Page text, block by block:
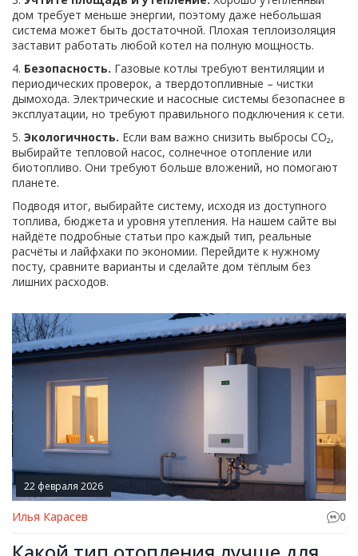
дом требует меньше энергии, поэтому даже небольшая
система может быть достаточной. Плохая теплоизоляция
заставит работать любой котел на полную мощность.
4. Безопасность. Газовые котлы требуют вентиляции и
периодических проверок, а твердотопливные – чистки
дымохода. Электрические и насосные системы безопаснее в
эксплуатации, но требуют правильного подключения к сети.
5. Экологичность. Если вам важно снизить выбросы CO₂,
выбирайте тепловой насос, солнечное отопление или
биотопливо. Они требуют больше вложений, но помогают
планете.
Подводя итог, выбирайте систему, исходя из доступного
топлива, бюджета и уровня утепления. На нашем сайте вы
найдёте подробные статьи про каждый тип, реальные
расчёты и лайфхаки по экономии. Перейдите к нужному
посту, сравните варианты и сделайте дом тёплым без
лишних расходов.
22 февраля 2026
Илья Карасев 0